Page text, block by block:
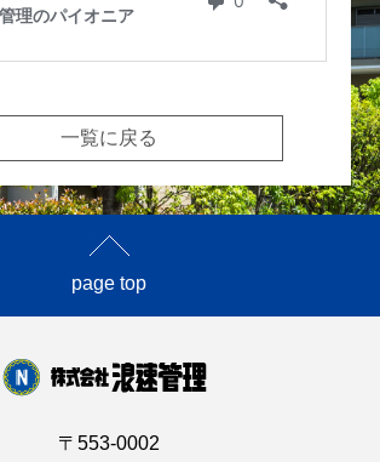
一覧に戻る
page top
〒553-0002